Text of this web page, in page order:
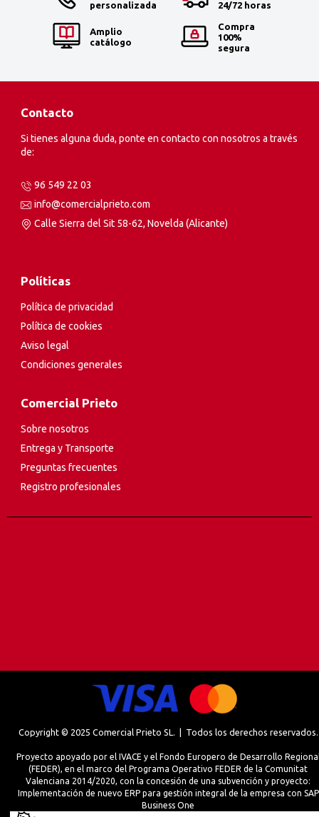
personalizada
24/72 horas
Amplio
catálogo
Compra
100%
segura
Contacto
Si tienes alguna duda, ponte en contacto con nosotros a través
de:
96 549 22 03
info@comercialprieto.com
Calle Sierra del Sit 58-62, Novelda (Alicante)
Políticas
Política de privacidad
Política de cookies
Aviso legal
Condiciones generales
Comercial Prieto
Sobre nosotros
Entrega y Transporte
Preguntas frecuentes
Registro profesionales
Copyright © 2025 Comercial Prieto SL. | Todos los derechos reservados.
Proyecto apoyado por el IVACE y el Fondo Europero de Desarrollo
(FEDER), en el marco del Programa Operativo FEDER de la Comunitat
Valenciana 2014/2020, con la concesión de una subvención y proyecto:
Implementación de nuevo ERP para gestión integral de la empresa con SAP
Business One